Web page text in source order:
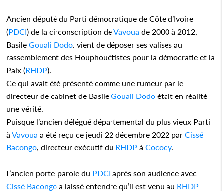
Ancien député du Parti démocratique de Côte d’Ivoire
(PDCI) de la circonscription deVavoua de 2000 à 2012,
BasileGouali Dodo, vient de déposer ses valises au
rassemblement des Houphouétistes pour la démocratie et la
Paix (RHDP).
Ce qui avait été présenté comme une rumeur par le
directeur de cabinet de BasileGouali Dodo était en réalité
une vérité.
Puisque l’ancien délégué départemental du plus vieux Parti
àVavoua a été reçu ce jeudi 22 décembre 2022 parCissé
Bacongo, directeur exécutif du RHDP àCocody.
L’ancien porte-parole du PDCI après son audience avec
Cissé Bacongo a laissé entendre qu’il est venu au RHDP